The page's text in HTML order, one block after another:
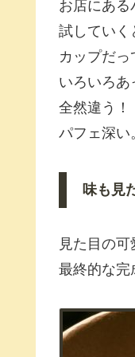
お店にある
試していく
カップだ
いろいろ
全然違う！
パフェ深い
味も見
見た目の
最終的な完